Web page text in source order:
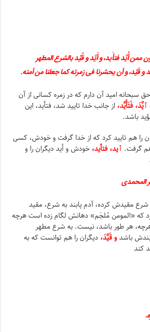
ممن أُیِّد فتأَید، و أَیَّد و قُیِّد بالشرع المطهر
و أن یحشرنا فی زمرته کما جعلنا من أمته.
سبحانه امید آن دارم که در زمره کسانی از آن
ٱیِّدَ، فَتَأَیَّد، از جانب خدا تایید شد، فتأید، این
باشد.
را هم تایید کرد که از خدا گرفت و خودش، کسی
گرفت. ٱید، فتأید، خودش و أید دیگران را و
المحمدی
شرع مقیدش کرده، آدم پابند به شرع، مقید
«المومن مُلجَم» دهانش لگام زده است هرچه
هر طور باشد، نیست. به شرع مطهر
باشدو قَیَّدَ، دیگران را هم توانست که به
کند
،